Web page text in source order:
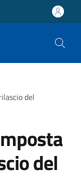
del
del